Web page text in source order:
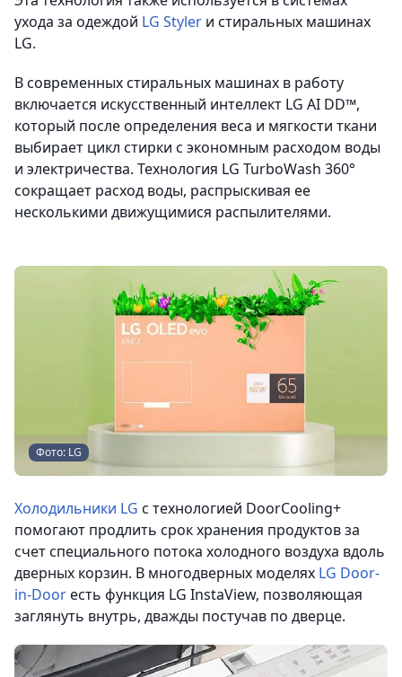
ухода за одеждой LG Styler и стиральных машинах
LG.
В современных стиральных машинах в работу
включается искусственный интеллект LG AI DD™,
который после определения веса и мягкости ткани
выбирает цикл стирки с экономным расходом воды
и электричества. Технология LG TurboWash 360°
сокращает расход воды, распрыскивая ее
несколькими движущимися распылителями.
Фото: LG
Холодильники LG с технологией DoorCooling+
помогают продлить срок хранения продуктов за
счет специального потока холодного воздуха вдоль
дверных корзин. В многодверных моделях LG Door-
in-Doorесть функция LG InstaView, позволяющая
заглянуть внутрь, дважды постучав по дверце.